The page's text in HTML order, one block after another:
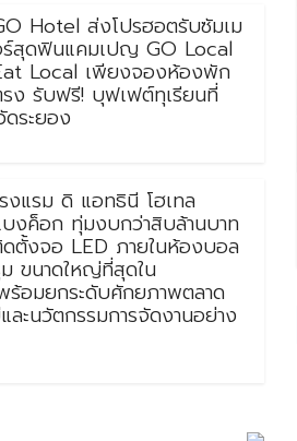
Hotel ส่งโปรฮอตรับซัมเม
สุดฟินแคมเปญ GO Local
Local เพียงจองห้องพัก
ง รับฟรี! บุฟเฟต์ทุเรียนที่
ระยอง
งแรม ดิ แอทธินี โฮเทล
งค็อก ทุ่มงบกว่าสิบล้านบาท
ตั้งจอ LED ภายในห้องบอล
ขนาดใหญ่ที่สุดใน
อมยกระดับศักยภาพตลาด
ละนวัตกรรมการจัดงานอย่าง